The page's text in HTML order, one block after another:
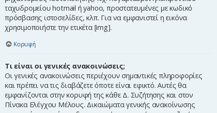
ταχυδρομείου hotmail ή yahoo, προστατευμένες με κωδικό
πρόσβασης ιστοσελίδες, κλπ. Για να εμφανιστεί η εικόνα
χρησιμοποιήστε την ετικέτα [img].
Κορυφή
Τι είναι οι γενικές ανακοινώσεις;
Οι γενικές ανακοινώσεις περιέχουν σημαντικές πληροφορίες
και πρέπει να τις διαβάζετε όποτε είναι εφικτό. Αυτές θα
εμφανίζονται στην κορυφή της κάθε Δ. Συζήτησης και στον
Πίνακα Ελέγχου Μέλους. Δικαιώματα γενικής ανακοίνωσης